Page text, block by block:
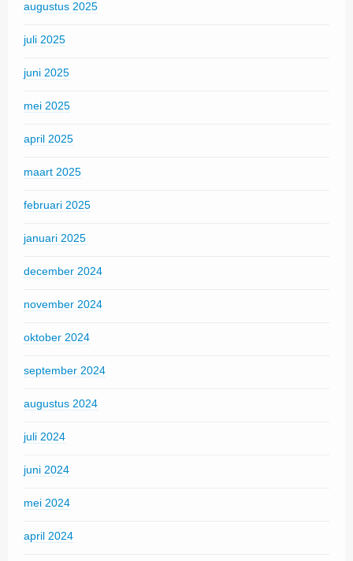
augustus 2025
juli 2025
juni 2025
mei 2025
april 2025
maart 2025
februari 2025
januari 2025
december 2024
november 2024
oktober 2024
september 2024
augustus 2024
juli 2024
juni 2024
mei 2024
april 2024